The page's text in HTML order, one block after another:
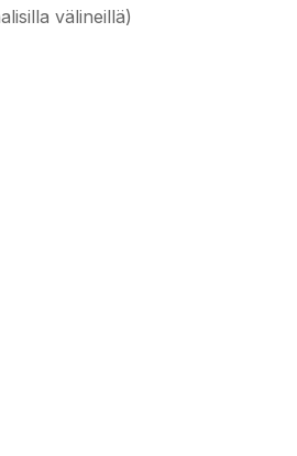
välineillä)